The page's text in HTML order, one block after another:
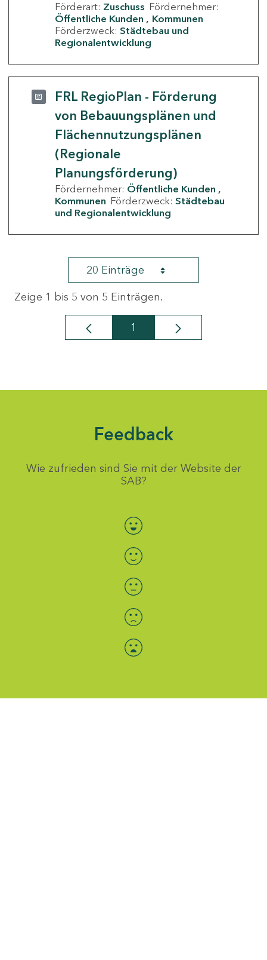
Förderart: Zuschuss Fördernehmer:
Öffentliche Kunden
Kommunen
Förderzweck: Städtebau und
Regionalentwicklung
FRL RegioPlan - Förderung
von Bebauungsplänen und
Flächennutzungsplänen
(Regionale
Planungsförderung)
Fördernehmer: Öffentliche Kunden
Kommunen Förderzweck: Städtebau
und Regionalentwicklung
20 Einträge
Zeige 1 bis 5 von 5 Einträgen.
Seite
1
Feedback
Wie zufrieden sind Sie mit der Website der
SAB?
Bewertung auswählen